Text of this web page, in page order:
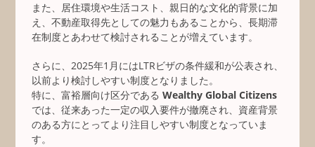
また、居住環境や生活コスト、親日的な文化的背景に加
え、不動産取得先としての魅力もあることから、長期滞
在制度とあわせて検討されることが増えています。
さらに、2025年1月にはLTRビザの条件緩和が公表され、
以前より検討しやすい制度となりました。
特に、富裕層向け区分である Wealthy Global Citizens
では、従来あった一定の収入要件が撤廃され、資産背景
のある方にとってより注目しやすい制度となっていま
す。